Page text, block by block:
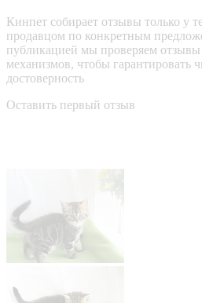
Кинпет собирает отзывы только у
продавцом по конкретным
публикацией мы проверяем
механизмов, чтобы гарантировать
достоверность
Оставить первый отзыв